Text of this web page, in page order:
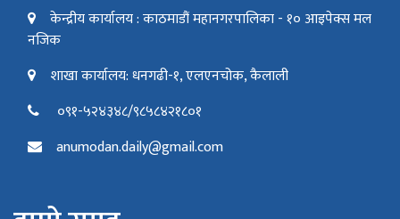
केन्द्रीय कार्यालय : काठमाडौं महानगरपालिका - १० आइपेक्स मल
नजिक
शाखा कार्यालय: धनगढी-१, एलएनचोक, कैलाली
०९१-५२४३४८/९८५८४२१८०१
anumodan.daily@gmail.com